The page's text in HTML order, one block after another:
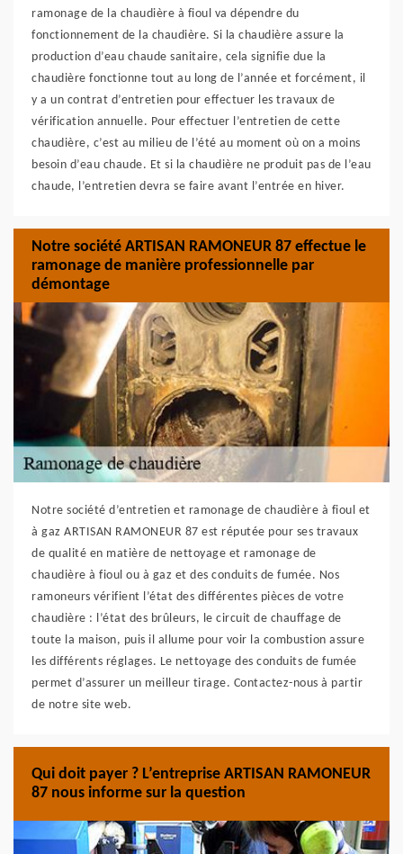
ramonage de la chaudière à fioul va dépendre du
fonctionnement de la chaudière. Si la chaudière assure la
production d’eau chaude sanitaire, cela signifie due la
chaudière fonctionne tout au long de l’année et forcément, il
y a un contrat d’entretien pour effectuer les travaux de
vérification annuelle. Pour effectuer l’entretien de cette
chaudière, c’est au milieu de l’été au moment où on a moins
besoin d’eau chaude. Et si la chaudière ne produit pas de l’eau
chaude, l’entretien devra se faire avant l’entrée en hiver.
Notre société ARTISAN RAMONEUR 87 effectue le
ramonage de manière professionnelle par
démontage
Notre société d’entretien et ramonage de chaudière à fioul et
à gaz ARTISAN RAMONEUR 87 est réputée pour ses travaux
de qualité en matière de nettoyage et ramonage de
chaudière à fioul ou à gaz et des conduits de fumée. Nos
ramoneurs vérifient l’état des différentes pièces de votre
chaudière : l’état des brûleurs, le circuit de chauffage de
toute la maison, puis il allume pour voir la combustion assure
les différents réglages. Le nettoyage des conduits de fumée
permet d’assurer un meilleur tirage. Contactez-nous à partir
de notre site web.
Qui doit payer ? L’entreprise ARTISAN RAMONEUR
87 nous informe sur la question